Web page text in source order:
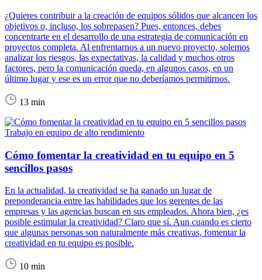
¿Quieres contribuir a la creación de equipos sólidos que alcancen los
objetivos o, incluso, los sobrepasen? Pues, entonces, debes
concentrarte en el desarrollo de una estrategia de comunicación en
proyectos completa. Al enfrentarnos a un nuevo proyecto, solemos
analizar los riesgos, las expectativas, la calidad y muchos otros
factores, pero la comunicación queda, en algunos casos, en un
último lugar y ese es un error que no deberíamos permitirnos.
13 min
Trabajo en equipo de alto rendimiento
Cómo fomentar la creatividad en tu equipo en 5
sencillos pasos
En la actualidad, la creatividad se ha ganado un lugar de
preponderancia entre las habilidades que los gerentes de las
empresas y las agencias buscan en sus empleados. Ahora bien, ¿es
posible estimular la creatividad? Claro que sí. Aun cuando es cierto
que algunas personas son naturalmente más creativas, fomentar la
creatividad en tu equipo es posible.
10 min